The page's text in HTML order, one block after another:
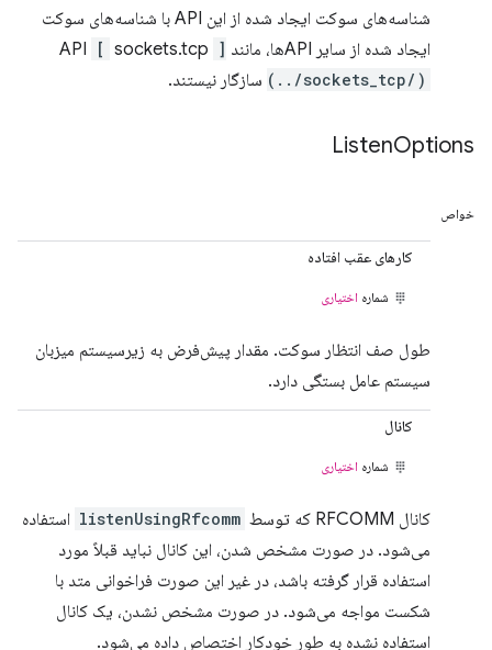
شناسه‌های سوکت ایجاد شده از این API با شناسه‌های سوکت
ایجاد شده از سایر APIها، مانند API
[ sockets.tcp ]
(../sockets_tcp/) سازگار نیستند.
ListenOptions
خواص
کارهای عقب افتاده
شماره اختیاری
طول صف انتظار سوکت. مقدار پیش‌فرض به زیرسیستم میزبان
سیستم عامل بستگی دارد.
کانال
شماره اختیاری
کانال RFCOMM که توسط listenUsingRfcomm استفاده
می‌شود. در صورت مشخص شدن، این کانال نباید قبلاً مورد
استفاده قرار گرفته باشد، در غیر این صورت فراخوانی متد با
شکست مواجه می‌شود. در صورت مشخص نشدن، یک کانال
استفاده نشده به طور خودکار اختصاص داده می‌شود.